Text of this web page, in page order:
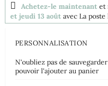
Achetez-le maintenant et
et jeudi 13 août avec La
PERSONNALISATION
N'oubliez pas de
pouvoir l'ajouter au panier